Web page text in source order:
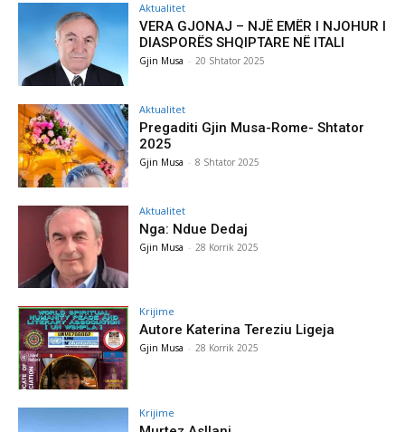
Aktualitet
VERA GJONAJ – NJË EMËR I NJOHUR I
DIASPORËS SHQIPTARE NË ITALI
Gjin Musa - 20 Shtator 2025
Aktualitet
Pregaditi Gjin Musa-Rome- Shtator
2025
Gjin Musa - 8 Shtator 2025
Aktualitet
Nga: Ndue Dedaj
Gjin Musa - 28 Korrik 2025
Krijime
Autore Katerina Tereziu Ligeja
Gjin Musa - 28 Korrik 2025
Krijime